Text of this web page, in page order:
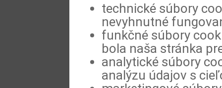
technické súbory
nevyhnutné
funkčné súbory
bola naša stránka
analytické súbory
analýzu údajov s